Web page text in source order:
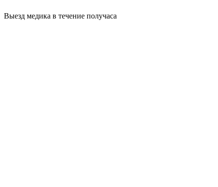
Выезд медика в течение получаса